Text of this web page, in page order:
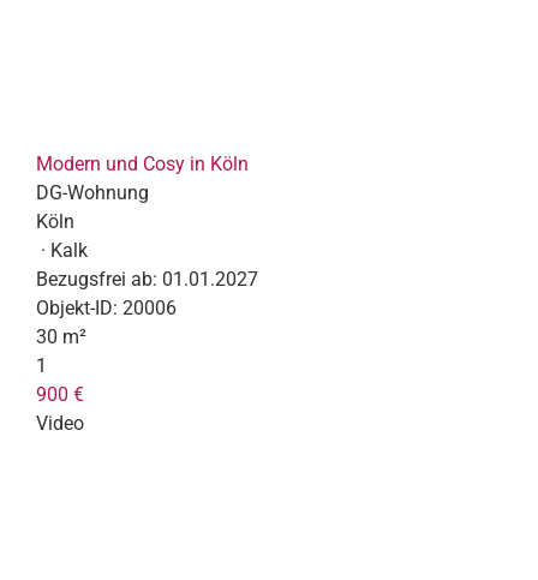
Modern und Cosy in Köln
DG-Wohnung
Köln
· Kalk
Bezugsfrei ab: 01.01.2027
Objekt-ID: 20006
30 m²
1
900 €
Video